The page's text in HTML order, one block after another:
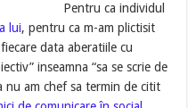
Pentru ca individul
lui, pentru ca m-am plictisit
data aberatiile cu
inseamna “sa se scrie de
nu am chef sa termin de citit